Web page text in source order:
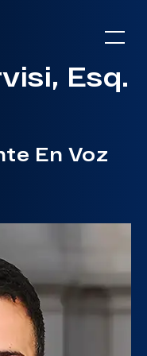
Esq.
En Voz